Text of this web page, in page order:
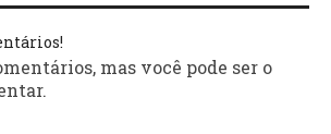
mas você pode ser o